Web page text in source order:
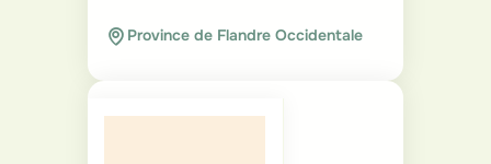
Province de Flandre Occidentale